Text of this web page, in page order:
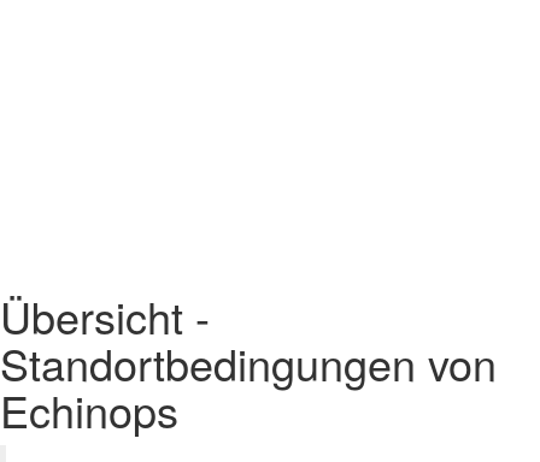
Übersicht -
Standortbedingungen von
Echinops